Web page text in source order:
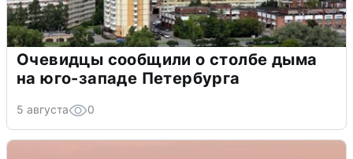
Очевидцы сообщили о столбе дыма
на юго-западе Петербурга
5 августа 0